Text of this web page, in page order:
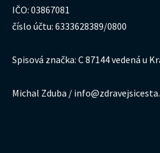
IČO: 03867081
číslo účtu: 6333628389/0800
Spisová značka: C 87144 vedená u
Michal Zduba /